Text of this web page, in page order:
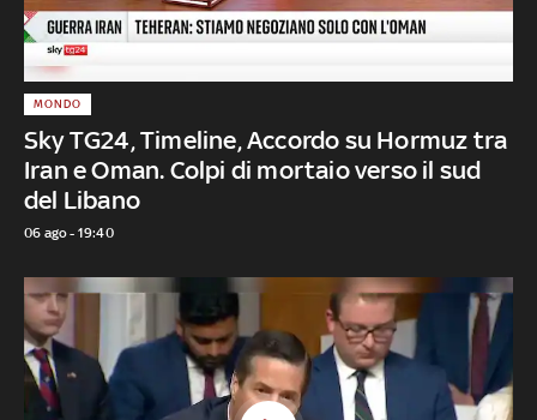
Sky TG24, Timeline, Accordo su Hormuz tra
Iran e Oman. Colpi di mortaio verso il sud
del Libano
MONDO
06 ago - 19:40